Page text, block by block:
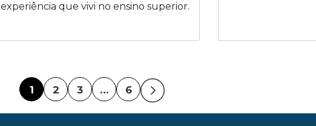
experiência que vivi no ensino superior.
1 2 3 … 6